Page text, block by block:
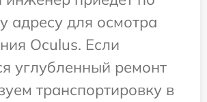
адресу для осмотра
Oculus. Если
углубленный ремонт
транспортировку в